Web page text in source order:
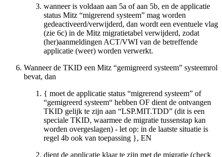
wanneer is voldaan aan 5a of aan 5b, en de applicatie
status Mitz “migrerend systeem” mag worden
gedeactiveerd/verwijderd, dan wordt een eventuele vlag
(zie 6c) in de Mitz migratietabel verwijderd, zodat
(her)aanmeldingen ACT/VWI van de betreffende
applicatie (weer) worden verwerkt.
Wanneer de TKID een Mitz “gemigreerd systeem” systeemrol
bevat, dan
{ moet de applicatie status “migrerend systeem” of
“gemigreerd systeem“ hebben OF dient de ontvangen
TKID gelijk te zijn aan “LSP.MIT.TDD” (dit is een
speciale TKID, waarmee de migratie tussenstap kan
worden overgeslagen) - let op: in de laatste situatie is
regel 4b ook van toepassing }, EN
dient de applicatie klaar te zijn met de migratie (check